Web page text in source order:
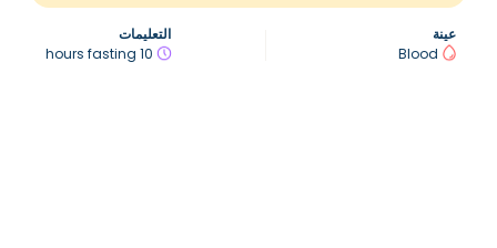
عينة
Blood
التعليمات
10 hours fasting